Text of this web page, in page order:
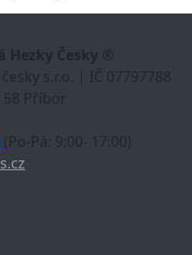
Hezky Česky ®
s.r.o. | IČ 07797788
Příbor
(Po-Pá: 9:00- 17:00)